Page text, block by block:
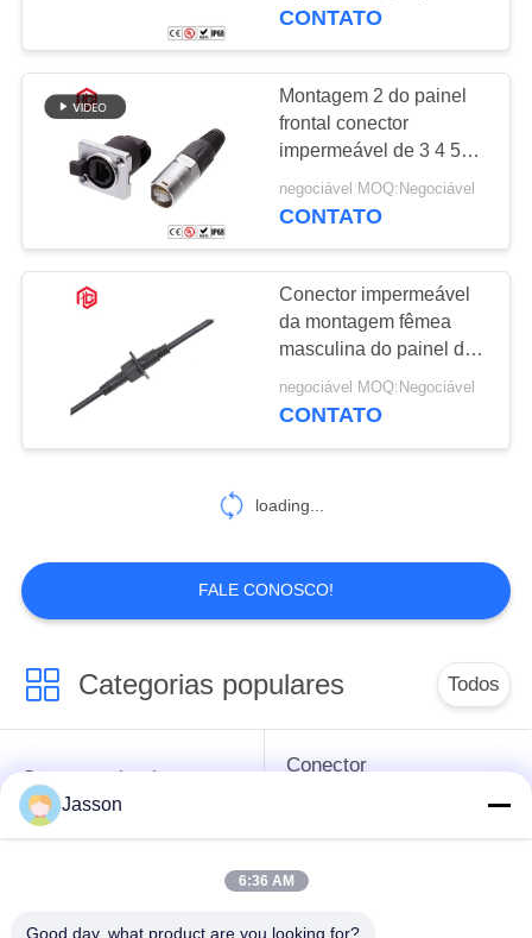
CONTATO
Montagem 2 do painel
frontal conector
impermeável de 3 4 5
ethernet do Pin
negociável MOQ:Negociável
CONTATO
Conector impermeável
da montagem fêmea
masculina do painel do
CCC Rj45
negociável MOQ:Negociável
CONTATO
loading...
FALE CONOSCO!
Categorias populares Todos
Conector circular
impermeável
Conector
E27
Jasson
6:36 AM
Good day, what product are you looking for?